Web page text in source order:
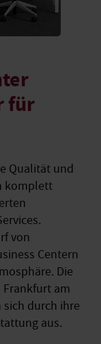
für
Qualität und
komplett
von
Centern
Die
Frankfurt am
durch ihre
aus.